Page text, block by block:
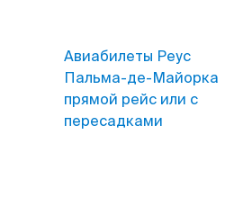
Авиабилеты Реус
Пальма-де-Майорка
прямой рейс или с
пересадками